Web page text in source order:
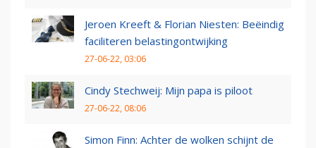
Jeroen Kreeft & Florian Niesten: Beëindig
faciliteren belastingontwijking
27-06-22, 03:06
Cindy Stechweij: Mijn papa is piloot
27-06-22, 08:06
Simon Finn: Achter de wolken schijnt de